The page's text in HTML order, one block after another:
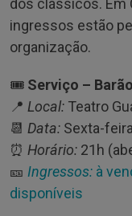
dos clássicos. Em
ingressos estão
organização.
🎟️ Serviço –
📍 Local: Teatro
📆 Data: Sexta-
⏰ Horário: 21h
🎫 Ingressos: à
disponíveis